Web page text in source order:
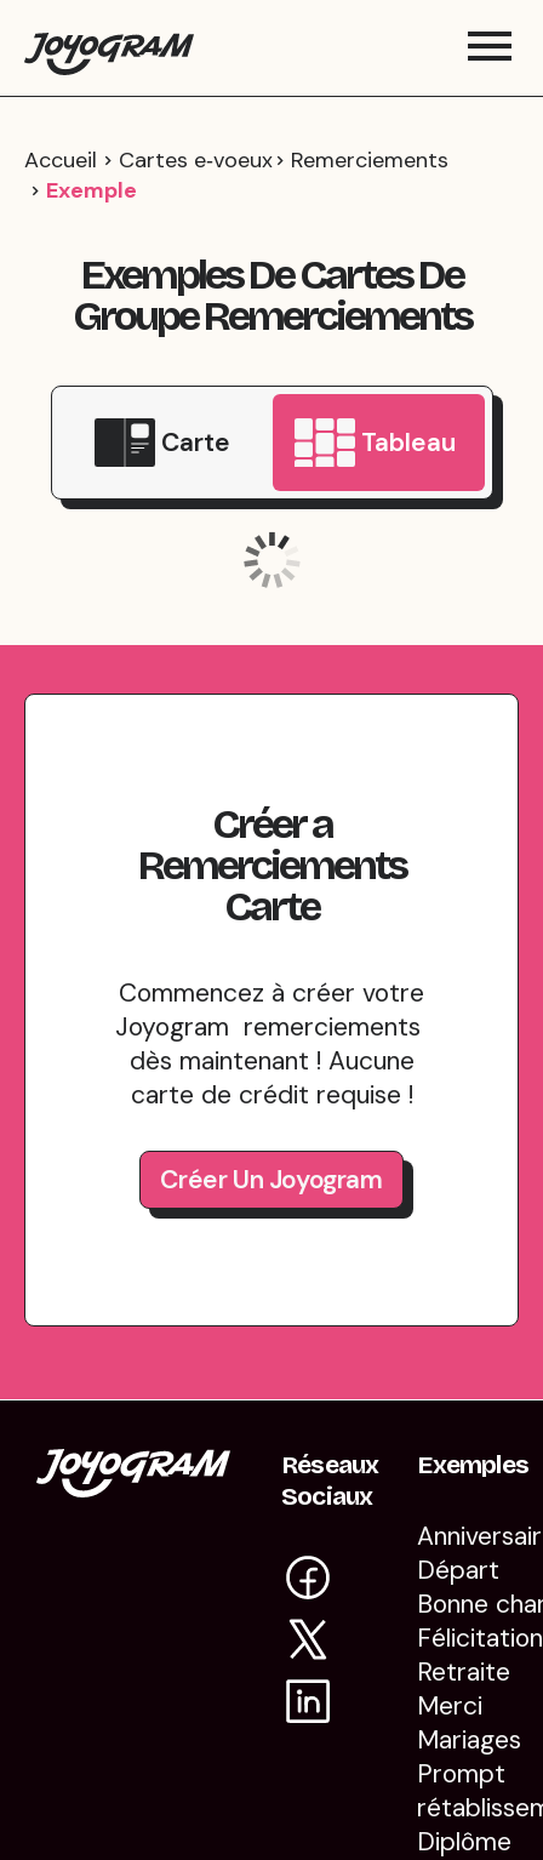
Accueil Cartes e‑voeux
Remerciements
Exemple
Exemples De Cartes De
Groupe Remerciements
Carte Tableau
Créera
Remerciements
Carte
Commencez à créer votre
Joyogram remerciements
dès maintenant ! Aucune
carte de crédit requise !
Créer Un Joyogram
Réseaux
Sociaux
Exemples
Départ
Bonne
Retraite
Merci
Mariages
Prompt
Diplôme